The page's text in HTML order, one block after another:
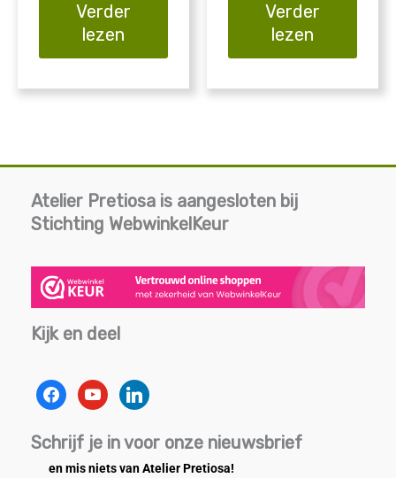
Verder
lezen
Verder
lezen
Atelier Pretiosa is aangesloten bij
Stichting WebwinkelKeur
Kijk en deel
facebookyoutubelinkedin
Schrijf je in voor onze nieuwsbrief
en mis niets van Atelier Pretiosa!